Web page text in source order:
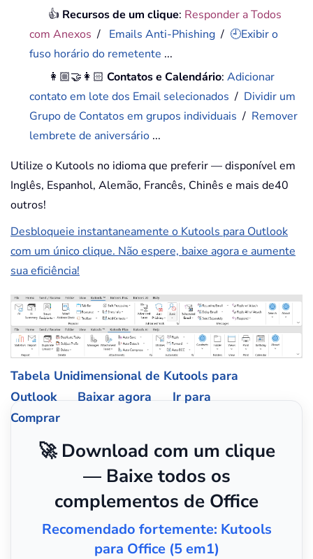
👍 Recursos de um clique: Responder a Todos
com Anexos / Emails Anti-Phishing / 🕘Exibir o
fuso horário do remetente ...
👩🏼‍🤝‍👩🏻Contatos e Calendário:Adicionar
contato em lote dos Email selecionados / Dividir um
Grupo de Contatos em grupos individuais / Remover
lembrete de aniversário ...
Utilize o Kutools no idioma que preferir — disponível em
Inglês, Espanhol, Alemão, Francês, Chinês e mais de40
outros!
Desbloqueie instantaneamente o Kutools para Outlook
com um único clique. Não espere, baixe agora e aumente
sua eficiência!
Tabela Unidimensional de Kutools para
Outlook
Baixar agora
Ir para
Comprar
🚀 Download com um clique
— Baixe todos os
complementos de Office
Recomendado fortemente: Kutools
para Office (5 em1)